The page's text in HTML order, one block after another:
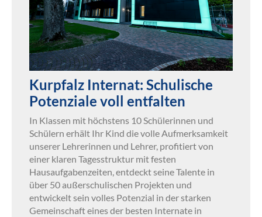
Kurpfalz Internat: Schulische
Potenziale voll entfalten
In Klassen mit höchstens 10 Schülerinnen und
Schülern erhält Ihr Kind die volle Aufmerksamkeit
unserer Lehrerinnen und Lehrer, profitiert von
einer klaren Tagesstruktur mit festen
Hausaufgabenzeiten, entdeckt seine Talente in
über 50 außerschulischen Projekten und
entwickelt sein volles Potenzial in der starken
Gemeinschaft eines der besten Internate in